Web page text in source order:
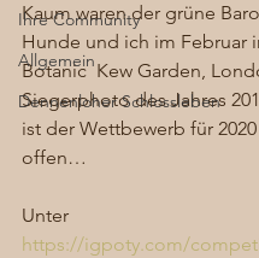
Ihre Community
Allgemein
Dennenloher Schlossleben
Kaum waren der grüne
Hunde und ich im Februar
Botanic  Kew Garden,
Siegerphoto des Jahres
ist der Wettbewerb für
offen…
Unter
https://igpoty.com/